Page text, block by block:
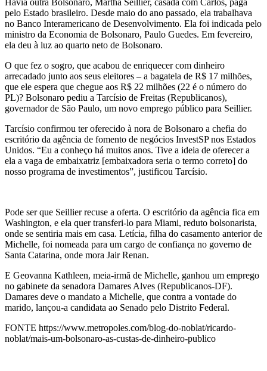
pelo Estado brasileiro. Desde maio do ano passado, ela trabalhava
no Banco Interamericano de Desenvolvimento. Ela foi indicada pelo
ministro da Economia de Bolsonaro, Paulo Guedes. Em fevereiro,
ela deu à luz ao quarto neto de Bolsonaro.
O que fez o sogro, que acabou de enriquecer com dinheiro
arrecadado junto aos seus eleitores – a bagatela de R$ 17 milhões,
que ele espera que chegue aos R$ 22 milhões (22 é o número do
PL)? Bolsonaro pediu a Tarcísio de Freitas (Republicanos),
governador de São Paulo, um novo emprego público para Seillier.
Tarcísio confirmou ter oferecido à nora de Bolsonaro a chefia do
escritório da agência de fomento de negócios InvestSP nos Estados
Unidos. “Eu a conheço há muitos anos. Tive a ideia de oferecer a
ela a vaga de embaixatriz [embaixadora seria o termo correto] do
nosso programa de investimentos”, justificou Tarcísio.
Pode ser que Seillier recuse a oferta. O escritório da agência fica em
Washington, e ela quer transferi-lo para Miami, reduto bolsonarista,
onde se sentiria mais em casa. Letícia, filha do casamento anterior de
Michelle, foi nomeada para um cargo de confiança no governo de
Santa Catarina, onde mora Jair Renan.
E Geovanna Kathleen, meia-irmã de Michelle, ganhou um emprego
no gabinete da senadora Damares Alves (Republicanos-DF).
Damares deve o mandato a Michelle, que contra a vontade do
marido, lançou-a candidata ao Senado pelo Distrito Federal.
FONTE https://www.metropoles.com/blog-do-noblat/ricardo-
noblat/mais-um-bolsonaro-as-custas-de-dinheiro-publico